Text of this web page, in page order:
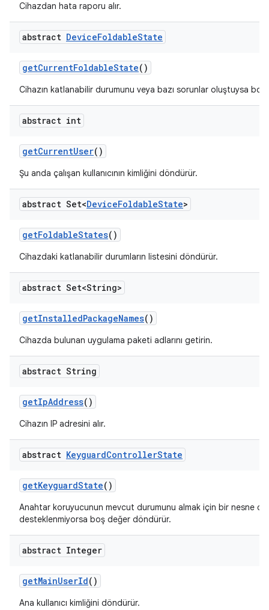
Cihazdan hata raporu alır.
abstract DeviceFoldableState
getCurrentFoldableState()
Cihazın katlanabilir durumunu veya bazı sorunlar oluştuysa
abstract int
getCurrentUser()
Şu anda çalışan kullanıcının kimliğini döndürür.
abstract Set<DeviceFoldableState>
getFoldableStates()
Cihazdaki katlanabilir durumların listesini döndürür.
abstract Set<String>
getInstalledPackageNames()
Cihazda bulunan uygulama paketi adlarını getirin.
abstract String
getIpAddress()
Cihazın IP adresini alır.
abstract KeyguardControllerState
getKeyguardState()
Anahtar koruyucunun mevcut durumunu almak için bir nesne
desteklenmiyorsa boş değer döndürür.
abstract Integer
getMainUserId()
Ana kullanıcı kimliğini döndürür.